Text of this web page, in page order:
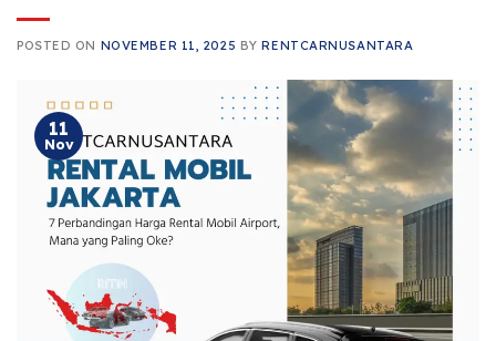
POSTED ON NOVEMBER 11, 2025 BYRENTCARNUSANTARA
11
Nov